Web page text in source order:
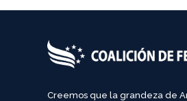
Creemos que la grandeza de